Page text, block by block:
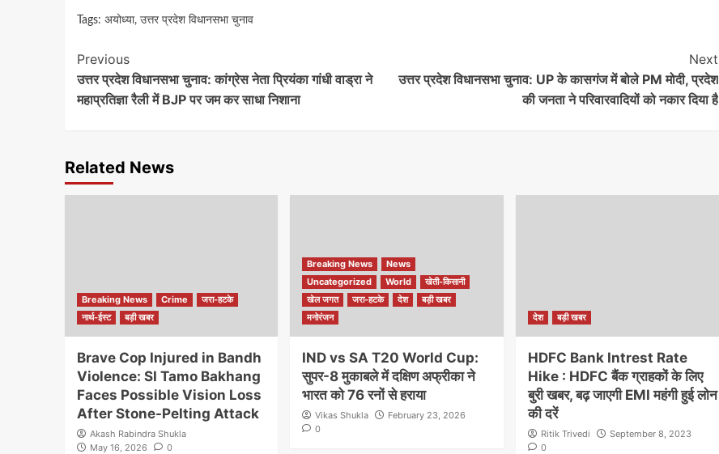
Tags: अयोध्या, उत्तर प्रदेश विधानसभा चुनाव
Continue
Reading
Previous
उत्तर प्रदेश विधानसभा चुनाव: कांग्रेस नेता प्रियंका गांधी वाड्रा ने
महाप्रतिज्ञा रैली में BJP पर जम कर साधा निशाना
Next
उत्तर प्रदेश विधानसभा चुनाव: UP के कासगंज में बोले PM मोदी, प्रदेश
की जनता ने परिवारवादियों को नकार दिया है
Related News
Breaking News Crime
जरा-हटके
नार्थ-ईस्ट
बड़ी खबर
Brave Cop Injured in Bandh
Violence: SI Tamo Bakhang
Faces Possible Vision Loss
After Stone-Pelting Attack
Akash Rabindra Shukla
May 16, 2026
0
Breaking News
News
Uncategorized
World
खेती-किसानी
खेल जगत
जरा-हटके देश
बड़ी खबर
मनोरंजन
IND vs SA T20 World Cup:
सुपर-8 मुकाबले में दक्षिण अफ्रीका ने
भारत को 76 रनों से हराया
Vikas Shukla
February 23, 2026
0
देश बड़ी खबर
HDFC Bank Intrest Rate
Hike : HDFC बैंक ग्राहकों के लिए
बुरी खबर, बढ़ जाएगी EMI महंगी हुई लोन
की दरें
Ritik Trivedi
September 8, 2023
0